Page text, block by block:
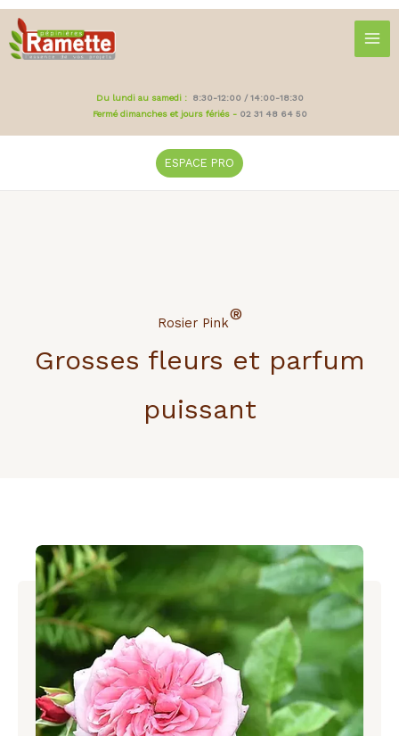
Aller
au
Du lundi au samedi :
8:30-12:00 / 14:00-18:30
Fermé dimanches et jours fériés - 02 31 48 64 50
ESPACE PRO
Rosier Pink®
Grosses fleurs et parfum
puissant